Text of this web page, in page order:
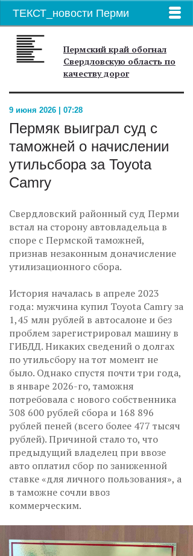
ТЕКСТ_новости Перми
Пермский край обогнал
Свердловскую область по
качеству дорог
9 июня 2026 | 07:28
Пермяк выиграл суд с
таможней о начислении
утильсбора за Toyota
Camry
Свердловский районный суд Перми
встал на сторону автовладельца в
споре с Пермской таможней,
признав незаконным доначисление
утилизационного сбора.
История началась в апреле 2023
года: мужчина купил Toyota Camry за
1,45 млн рублей в автосалоне и без
проблем зарегистрировал машину в
ГИБДД. Никаких сведений о долгах
по утильсбору на тот момент не
было. Однако спустя почти три года,
в январе 2026-го, таможня
потребовала с нового собственника
308 600 рублей сбора и 168 896
рублей пеней (всего более 477 тысяч
рублей). Причиной стало то, что
предыдущий владелец при ввозе
авто оплатил сбор по заниженной
ставке «для личного пользования», а
в таможне сочли ввоз
коммерческим.